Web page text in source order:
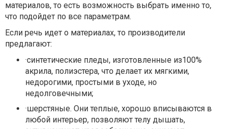
материалов, то есть возможность выбрать именно то,
что подойдет по все параметрам.
Если речь идет о материалах, то производители
предлагают:
·синтетические пледы, изготовленные из100%
акрила, полиэстера, что делает их мягкими,
недорогими, простыми в уходе, но
недолговечными;
·шерстяные. Они теплые, хорошо вписываются в
любой интерьер, позволяют телу дышать,